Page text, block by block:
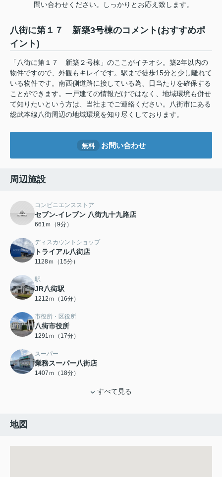
問い合わせください。しっかりとお応え致します。
八街に第１７ 新築3号棟のコメント(おすすめポ
イント)
「八街に第１７ 新築２号棟」のここがイチオシ。築2年以内の
物件ですので、外観もキレイです。駅まで徒歩15分と少し離れて
いる物件です。南西側道路に接している為、日当たりを確保する
ことができます。一戸建ての情報だけではなく、地域環境も併せ
て知りたいという方は、当社までご連絡ください。八街市にある
総武本線八街周辺の地域環境を知り尽くしております。
無料 お問い合わせ
周辺施設
コンビニエンスストア
セブン-イレブン 八街九十九路店
661ｍ（9分）
ディスカウントショップ
トライアル八街店
1128ｍ（15分）
駅
JR八街駅
1212ｍ（16分）
市役所・区役所
八街市役所
1291ｍ（17分）
スーパー
業務スーパー八街店
1407ｍ（18分）
すべて見る
地図